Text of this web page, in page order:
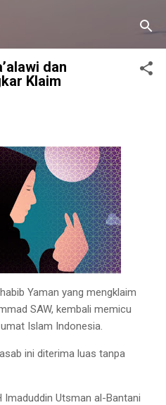
konten utama
dan
Klaim
Yaman yang mengklaim
SAW, kembali memicu
Islam Indonesia.
ini diterima luas tanpa
Imaduddin Utsman al-Bantani